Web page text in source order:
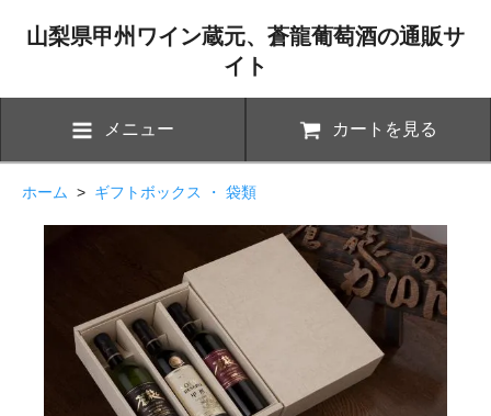
山梨県甲州ワイン蔵元、蒼龍葡萄酒の通販サ
イト
メニュー カートを見る
ホーム > ギフトボックス ・ 袋類